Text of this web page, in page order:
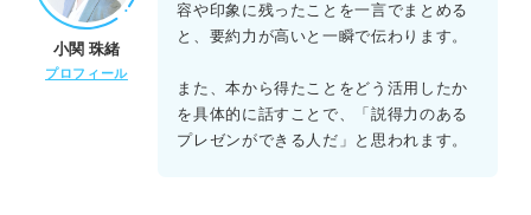
小関 珠緒
プロフィール
容や印象に残ったことを一言でまとめる
と、要約力が高いと一瞬で伝わります。
また、本から得たことをどう活用したか
を具体的に話すことで、「説得力のある
プレゼンができる人だ」と思われます。